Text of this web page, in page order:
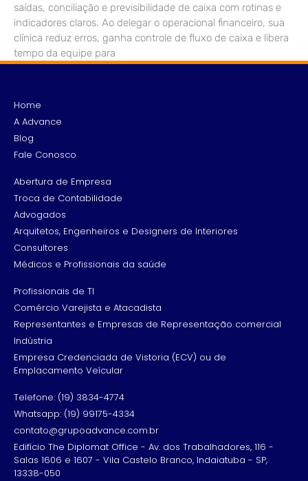
saídas, conciliação e previsibilidade de caixa com rotinas e
indicadores claros. Ao delegar o operacional financeiro, sua
clínica reduz erros, ganha controle de fluxo de caixa e libera
tempo da equipe para
Home
A Advance
Blog
Fale Conosco
Abertura de Empresa
Troca de Contabilidade
Advogados
Arquitetos, Engenheiros e Designers de Interiores
Consultores
Médicos e Profissionais da saúde
Profissionais de TI
Comércio Varejista e Atacadista
Representantes e Empresas de Representação comercial
Indústria
Empresa Credenciada de Vistoria (ECV) ou de
Emplacamento Veícular
Telefone: (19) 3834-4774
Whatsapp: (19) 99175-4334
contato@grupoadvance.com.br
Edifício The Diplomat Office - Av. dos Trabalhadores, 116 -
Salas 1606 e 1607 - Vila Castelo Branco, Indaiatuba - SP,
13338-050